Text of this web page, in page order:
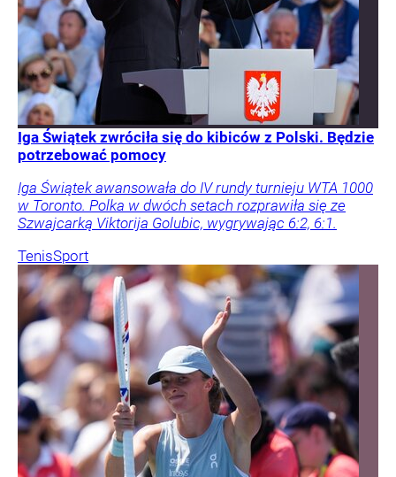
Iga Świątek zwróciła się do kibiców z Polski. Będzie
potrzebować pomocy
Iga Świątek awansowała do IV rundy turnieju WTA 1000
w Toronto. Polka w dwóch setach rozprawiła się ze
Szwajcarką Viktorija Golubic, wygrywając 6:2, 6:1.
TenisSport